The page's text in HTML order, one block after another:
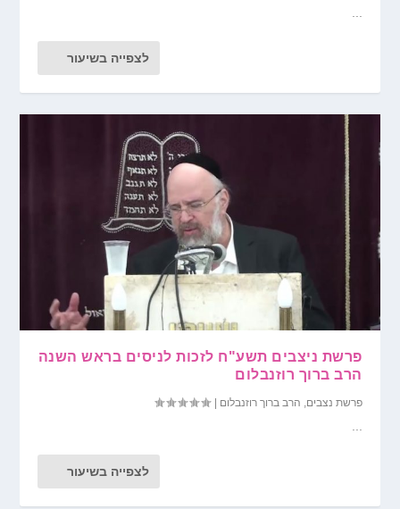
...
לצפייה בשיעור
פרשת ניצבים תשע"ח לזכות לניסים בראש השנה
הרב ברוך רוזנבלום
פרשת נצבים, הרב ברוך רוזנבלום |
...
לצפייה בשיעור